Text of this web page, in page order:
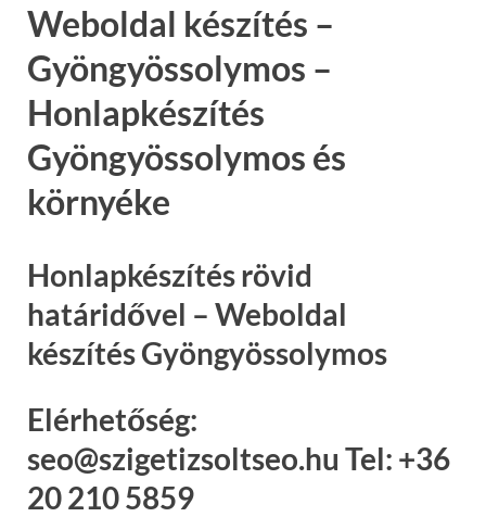
Weboldal készítés –
Gyöngyössolymos –
Honlapkészítés
Gyöngyössolymos és
környéke
Honlapkészítés rövid
határidővel – Weboldal
készítés Gyöngyössolymos
Elérhetőség:
seo@szigetizsoltseo.hu Tel: +36
20 210 5859